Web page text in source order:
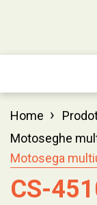
Home ›
Motoseghe
Motosega
CS-